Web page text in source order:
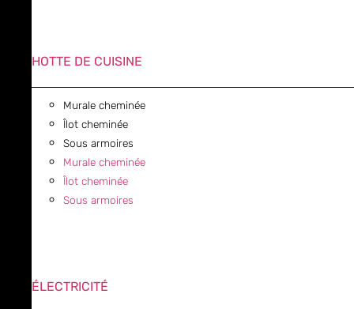
HOTTE DE CUISINE
Murale cheminée
Îlot cheminée
Sous armoires
Murale cheminée
Îlot cheminée
Sous armoires
ÉLECTRICITÉ